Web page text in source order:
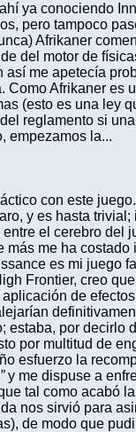
ya conociendo
pero tampoco
Afrikaner
del motor de
me apetecía
Afrikaner
(esto es una ley
reglamento si
empezamos la...
con este
y es hasta
el cerebro
me ha
es mi juego
Frontier, creo
de
por
por multitud de
esfuerzo la
y me dispuse a
tal como acabó
nos sirvió para
de modo que